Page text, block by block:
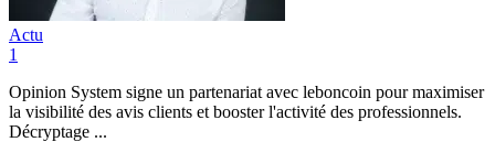
Actu
1
Opinion System signe un partenariat avec leboncoin pour maximiser
la visibilité des avis clients et booster l'activité des professionnels.
Décryptage ...